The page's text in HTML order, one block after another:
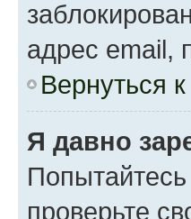
адрес email,
Вернуться
Я давно
проверьте